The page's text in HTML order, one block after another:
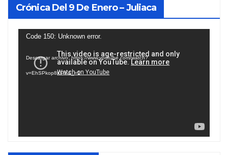
Crónica Del 9 De Enero – Juliaca
Reproductor
vídeo
Code 150: Unknown error.
Descargar archivo: https://www.youtube.com/watch?
v=EhSPkop8KPY&_=1